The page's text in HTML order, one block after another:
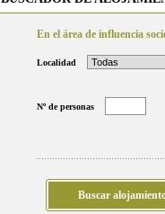
En el área de influencia
Localidad
Nº de personas